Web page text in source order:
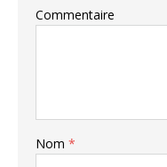
Commentaire
Nom *